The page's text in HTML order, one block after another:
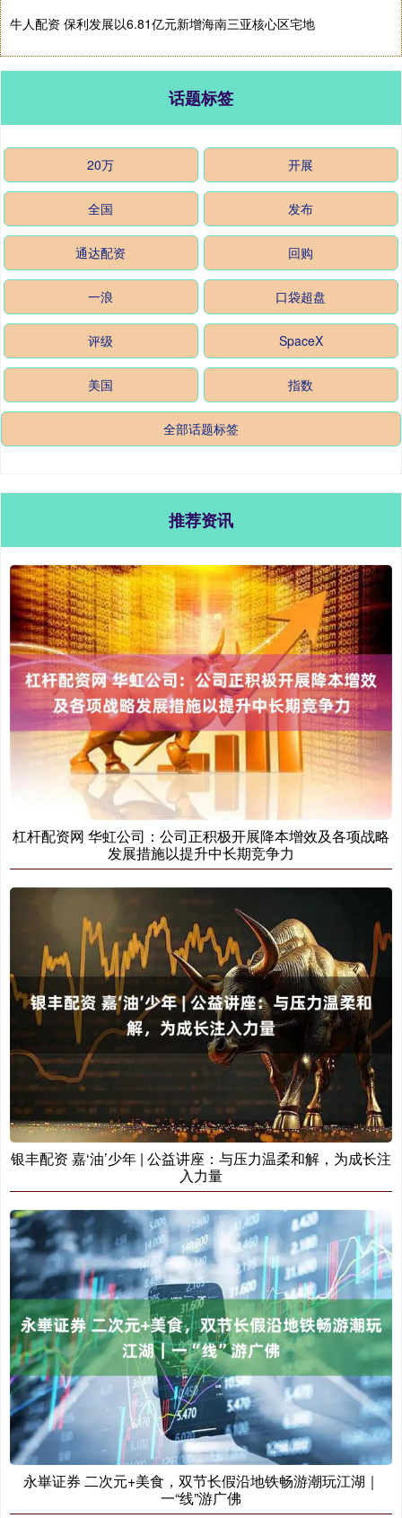
牛人配资 保利发展以6.81亿元新增海南三亚核心区宅地
话题标签
20万 开展
全国 发布
通达配资 回购
一浪 口袋超盘
评级 SpaceX
美国 指数
全部话题标签
推荐资讯
杠杆配资网 华虹公司：公司正积极开展降本增效及各项战略
发展措施以提升中长期竞争力
银丰配资 嘉‘油’少年 | 公益讲座：与压力温柔和解，为成长注
入力量
永崋证券 二次元+美食，双节长假沿地铁畅游潮玩江湖｜
一“线”游广佛